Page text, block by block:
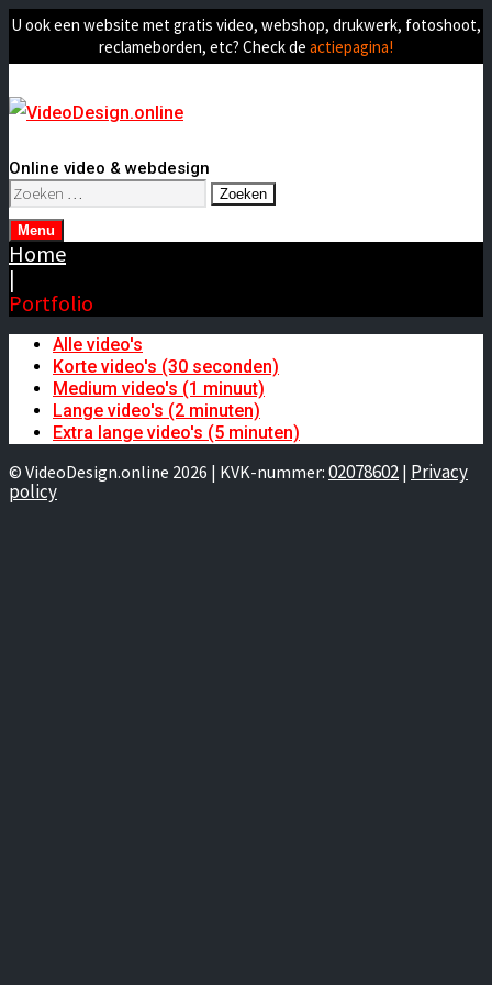
U ook een website met gratis video, webshop, drukwerk, fotoshoot,
reclameborden, etc? Check de actiepagina!
Online video & webdesign
Zoeken
naar:
Menu
Home
|
Portfolio
Alle video's
Korte video's (30 seconden)
Medium video's (1 minuut)
Lange video's (2 minuten)
Extra lange video's (5 minuten)
© VideoDesign.online 2026 | KVK-nummer: 02078602 | Privacy
policy